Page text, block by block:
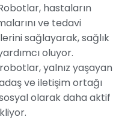
hastaların
ve tedavi
sağlayarak, sağlık
oluyor.
yalnız yaşayan
ve iletişim ortağı
olarak daha aktif